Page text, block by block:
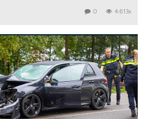
0 4.613x